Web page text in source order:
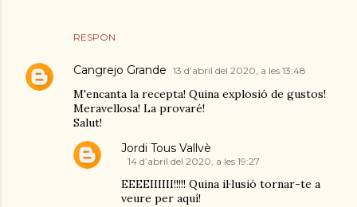
RESPON
Cangrejo Grande 13 d’abril del 2020, a les 13:48
M'encanta la recepta! Quina explosió de gustos!
Meravellosa! La provaré!
Salut!
Jordi Tous Vallvè
14 d’abril del 2020, a les 19:27
EEEEIIIIII!!!!! Quina il·lusió tornar-te a
veure per aquí!